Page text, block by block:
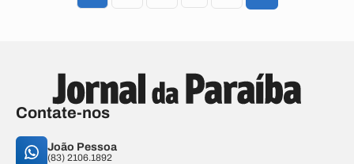
Contate-nos
João Pessoa
(83) 2106.1892